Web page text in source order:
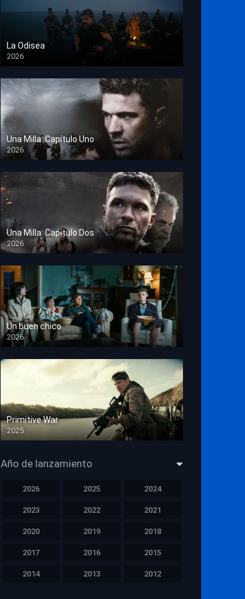
La Odisea
2026
TS Screener
Una Milla: Capítulo Uno
2026
HD 1080p
Una Milla: Capítulo Dos
2026
HD 1080p
Un buen chico
2026
HD 1080p
Primitive War
2025
HD 1080p
Año de lanzamiento
2026 2025 2024
2023 2022 2021
2020 2019 2018
2017 2016 2015
2014 2013 2012